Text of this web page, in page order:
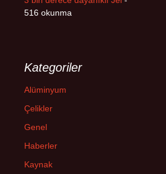
516 okunma
Kategoriler
Alüminyum
Çelikler
Genel
Haberler
Kaynak